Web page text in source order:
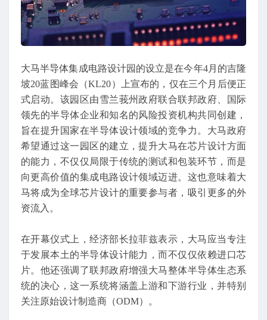
大马半导体集成电路设计园的设立是在今年4月的吉隆
坡20蓝图峰会（KL20）上宣布的，仅在三个月后便正
式启动。该园区由雪兰莪州政府联合联邦政府、国际
领先的半导体企业和知名的风险投资机构共同创建，
旨在提升国家在半导体设计领域的竞争力。大马政府
希望通过这一园区的建立，提升大马在芯片设计方面
的能力，不仅仅局限于传统的测试和包装环节，而是
向更高价值的集成电路设计领域迈进。这也意味着大
马将成为全球芯片设计的重要参与者，吸引更多的外
资流入。
在开幕仪式上，经济部长拉菲兹表示，大马应当专注
于发展本土的半导体设计能力，而不仅仅依赖进口芯
片。他还强调了联邦政府增强大马整体半导体生态系
统的决心，这一系统将涵盖上游和下游行业，并特别
关注原始设计制造商（ODM）。